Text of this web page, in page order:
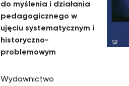
do myślenia i działania
pedagogicznego w
ujęciu systematycznym i
historyczno-
problemowym
Wydawnictwo